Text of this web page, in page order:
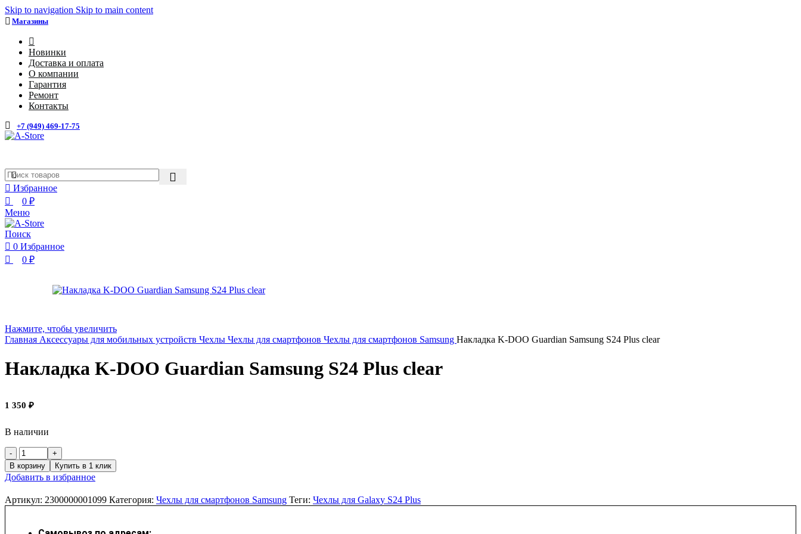
Skip to navigation Skip to main content
Магазины
Новинки
Доставка и оплата
О компании
Гарантия
Ремонт
Контакты
+7 (949) 469-17-75
Избранное
0 ₽
Меню
Поиск
0 Избранное
0 ₽
Нажмите, чтобы увеличить
Главная Аксессуары для мобильных устройств Чехлы Чехлы для смартфонов Чехлы для смартфонов Samsung Накладка K-DOO Guardian Samsung S24 Plus clear
Накладка K-DOO Guardian Samsung S24 Plus clear
1 350 ₽
В наличии
В корзину Купить в 1 клик
Добавить в избранное
Артикул: 2300000001099 Категория: Чехлы для смартфонов Samsung Теги: Чехлы для Galaxy S24 Plus